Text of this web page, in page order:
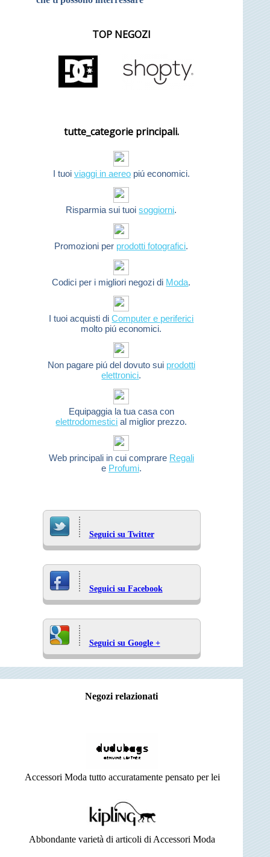
TOP NEGOZI
tutte_categorie principali.
I tuoi viaggi in aereopiú economici.
Risparmia sui tuoisoggiorni.
Promozioni per prodotti fotografici.
Codici per i migliori negozi di Moda.
I tuoi acquisti diComputer e periferici
molto piú economici.
Non pagare piú del dovuto sui prodotti
elettronici.
Equipaggia la tua casa con
elettrodomestici al miglior prezzo.
Web principali in cui comprare Regali
e Profumi.
Seguici su Twitter
Seguici su Facebook
Seguici su Google +
Negozi relazionati
Accessori Moda tutto accuratamente pensato per lei
Abbondante varietà di articoli di Accessori Moda